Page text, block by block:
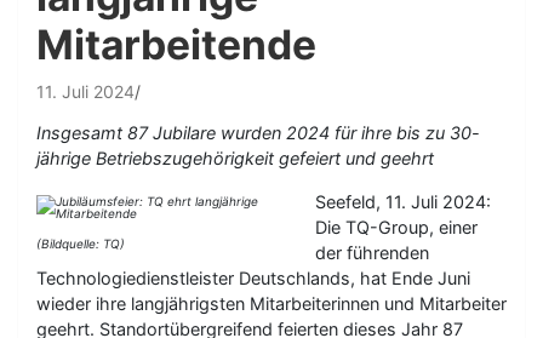
Mitarbeitende
11. Juli 2024
Insgesamt 87 Jubilare wurden 2024 für ihre bis zu 30-
jährige Betriebszugehörigkeit gefeiert und geehrt
(Bildquelle: TQ)
Seefeld, 11. Juli 2024:
Die TQ-Group, einer
der führenden
Technologiedienstleister Deutschlands, hat Ende Juni
wieder ihre langjährigsten Mitarbeiterinnen und Mitarbeiter
geehrt. Standortübergreifend feierten dieses Jahr 87